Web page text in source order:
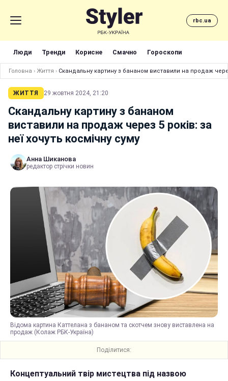
rbc.ua
Люди Тренди Корисне Смачно Гороскопи
Головна › Життя › Скандальну картину з бананом виставили на продаж
ЖИТТЯ 29 жовтня 2024, 21:20
Скандальну картину з бананом
виставили на продаж через 5 років: за
неї хочуть космічну суму
Анна Шиканова
редактор стрічки новин
Відома картина Каттелана з бананом та скотчем знову виставлена на
продаж (Колаж РБК-Україна)
Поділитися:
Концептуальний твір мистецтва під назвою